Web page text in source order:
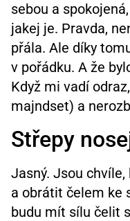
sebou a
jakej je. Pravda,
přála. Ale díky
v pořádku. A že
Když mi vadí
majndset) a
Střepy
Jasný. Jsou
a obrátit čelem ke
budu mít sílu čelit